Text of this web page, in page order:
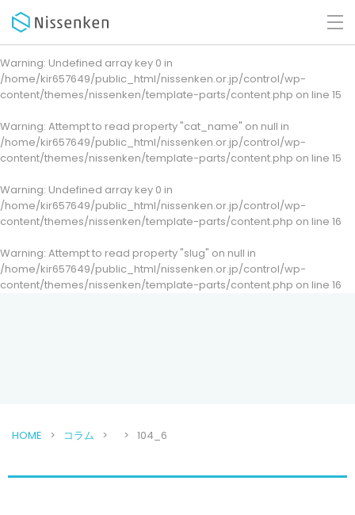
Warning: Undefined array key 0 in
/home/kir657649/public_html/nissenken.or.jp/control/wp-
content/themes/nissenken/template-parts/content.php on line 15
Warning: Attempt to read property "cat_name" on null in
/home/kir657649/public_html/nissenken.or.jp/control/wp-
content/themes/nissenken/template-parts/content.php on line 15
Warning: Undefined array key 0 in
/home/kir657649/public_html/nissenken.or.jp/control/wp-
content/themes/nissenken/template-parts/content.php on line 16
Warning: Attempt to read property "slug" on null in
/home/kir657649/public_html/nissenken.or.jp/control/wp-
content/themes/nissenken/template-parts/content.php on line 16
HOME コラム 104_6